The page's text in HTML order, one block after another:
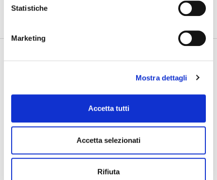
Statistiche
Marketing
Mostra dettagli
Accetta tutti
Accetta selezionati
Rifiuta